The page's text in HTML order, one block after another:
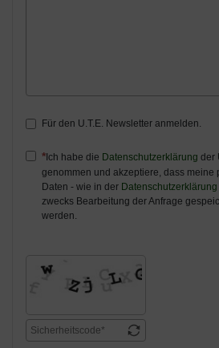
Für den U.T.E. Newsletter anmelden.
Ich habe die Datenschutzerklärung der
genommen und akzeptiere, dass meine
Daten - wie in der Datenschutzerklärung
zwecks Bearbeitung der Anfrage
werden.